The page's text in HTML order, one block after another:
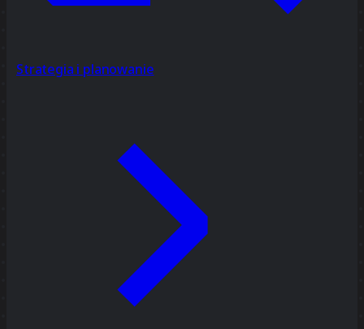
Strategia i planowanie